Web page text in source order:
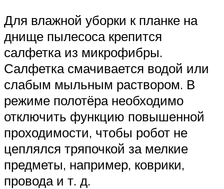
Для влажной уборки к планке на
днище пылесоса крепится
салфетка из микрофибры.
Салфетка смачивается водой или
слабым мыльным раствором. В
режиме полотёра необходимо
отключить функцию повышенной
проходимости, чтобы робот не
цеплялся тряпочкой за мелкие
предметы, например, коврики,
провода и т. д.